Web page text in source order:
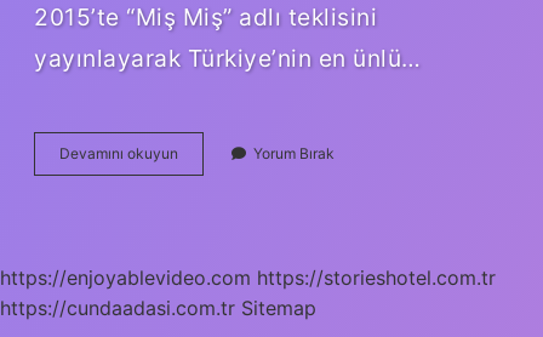
2015’te “Miş Miş” adlı teklisini
yayınlayarak Türkiye’nin en ünlü…
Devamını okuyun
Kimin
Yorum Bırak
https://enjoyablevideo.com https://storieshotel.com.tr
https://cundaadasi.com.tr Sitemap